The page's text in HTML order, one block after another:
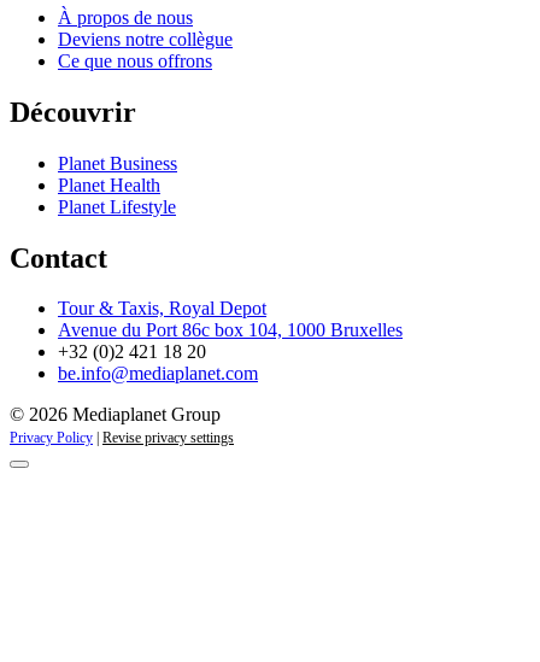
À propos de nous
Deviens notre collègue
Ce que nous offrons
Découvrir
Planet Business
Planet Health
Planet Lifestyle
Contact
Tour & Taxis, Royal Depot
Avenue du Port 86c box 104, 1000 Bruxelles
+32 (0)2 421 18 20
be.info@mediaplanet.com
© 2026 Mediaplanet Group
Privacy Policy Revise privacy settings